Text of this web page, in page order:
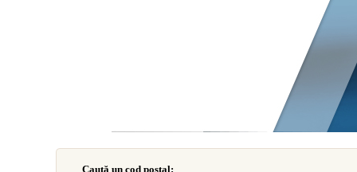
Caută un cod poştal: